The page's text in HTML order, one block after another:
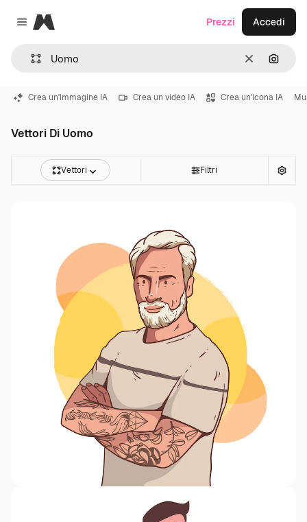
Close menu
Magnific
CancellaCerca
Prezzi Accedi
Crea un'immagine IA Crea un video IA Crea un'icona IA
Vettori Di Uomo
Vettori Filtri